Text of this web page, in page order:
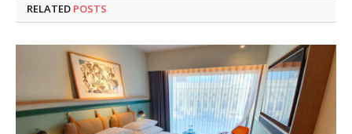
RELATED POSTS